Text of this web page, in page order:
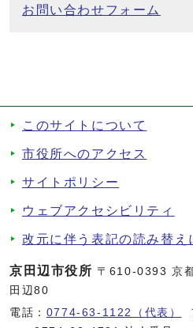
お問い合わせフォーム
このサイトについて
市役所へのアクセス
サイトポリシー
ウェブアクセシビリティ
改元に伴う表記の読み替え
京田辺市役所 〒610-0393 京
田辺80
電話： 0774-63-1122（代表）